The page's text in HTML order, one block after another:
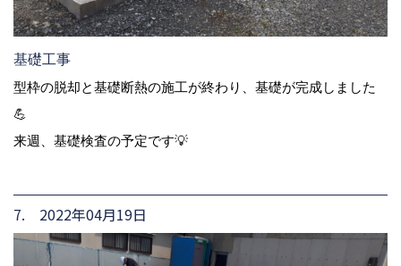
基礎工事
型枠の脱却と基礎断熱の施工が終わり、基礎が完成しました
💪
来週、基礎検査の予定です💡
7. 2022年04月19日